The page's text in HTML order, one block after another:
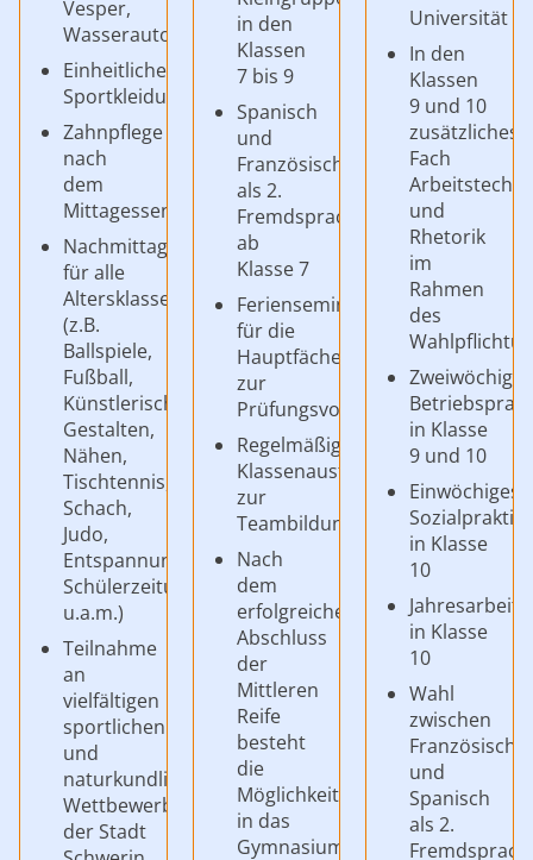
Vesper,
Wasserautomat
Einheitliche
Sportkleidung
Zahnpflege
nach
dem
Mittagessen
Nachmittagsangebote
für alle
Altersklassen
(z.B.
Ballspiele,
Fußball,
Künstlerisches
Gestalten,
Nähen,
Tischtennis,
Schach,
Judo,
Entspannung,
Schülerzeitung,
u.a.m.)
Teilnahme
an
vielfältigen
sportlichen
und
naturkundlichen
Wettbewerben
der Stadt
in den
Klassen
7 bis 9
Spanisch
und
Französisch
als 2.
Fremdsprache
ab
Klasse 7
Ferienseminare
für die
Hauptfächer
zur
Prüfungsvorbereitung
Regelmäßige
Klassenausflüge
zur
Teambildung
Nach
dem
erfolgreichen
Abschluss
der
Mittleren
Reife
besteht
die
Möglichkeit,
in das
Gymnasium
Universität
In den
Klassen
9 und 10
zusätzliches
Fach
und
Rhetorik
im
Rahmen
des
Zweiwöchiges
in Klasse
9 und 10
Einwöchiges
in Klasse
10
Jahresarbeit
in Klasse
10
Wahl
zwischen
Französisch
und
Spanisch
als 2.